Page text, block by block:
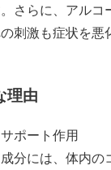
さらに、アルコ
刺激も症状を悪
理由
ポート作用
分には、体内の